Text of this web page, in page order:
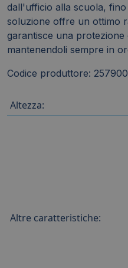
dall'ufficio alla scuola,
soluzione offre un ottimo
garantisce una protezione
mantenendoli sempre in
Codice produttore: 257900
Altezza:
Altre caratteristiche: